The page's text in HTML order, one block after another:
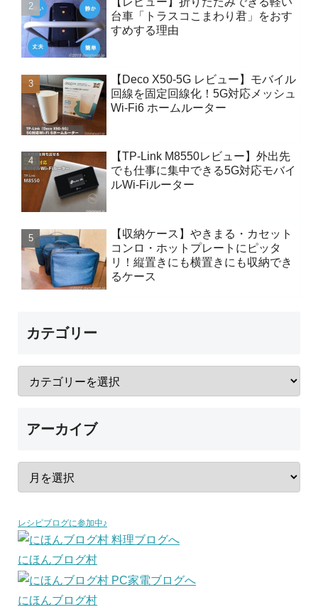
台車「トラスコこまわり君」をおす
すめする理由
【Deco X50-5G レビュー】モバイル
回線を固定回線化！5G対応メッシュ
Wi-Fi6 ホームルーター
【TP-Link M8550レビュー】外出先
でも仕事に集中できる5G対応モバイ
ルWi-Fiルーター
【収納ケース】やきまる・カセット
コンロ・ホットプレートにピッタ
リ！縦置きにも横置きにも収納でき
るケース
カテゴリー
アーカイブ
レシピブログに参加中♪
にほんブログ村
にほんブログ村